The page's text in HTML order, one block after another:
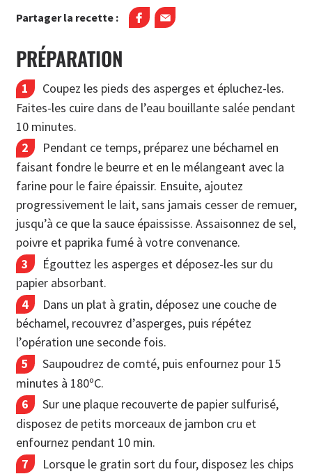
Partager la recette :
PRÉPARATION
Coupez les pieds des asperges et épluchez-les.
Faites-les cuire dans de l’eau bouillante salée pendant
10 minutes.
Pendant ce temps, préparez une béchamel en
faisant fondre le beurre et en le mélangeant avec la
farine pour le faire épaissir. Ensuite, ajoutez
progressivement le lait, sans jamais cesser de remuer,
jusqu’à ce que la sauce épaississe. Assaisonnez de sel,
poivre et paprika fumé à votre convenance.
Égouttez les asperges et déposez-les sur du
papier absorbant.
Dans un plat à gratin, déposez une couche de
béchamel, recouvrez d’asperges, puis répétez
l’opération une seconde fois.
Saupoudrez de comté, puis enfournez pour 15
minutes à 180ºC.
Sur une plaque recouverte de papier sulfurisé,
disposez de petits morceaux de jambon cru et
enfournez pendant 10 min.
Lorsque le gratin sort du four, disposez les chips